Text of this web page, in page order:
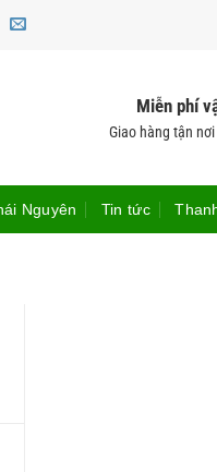
Miễn phí
Giao hàng tận nơi
Nguyên Tin tức